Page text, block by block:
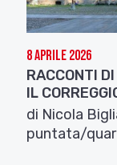
8 Aprile 2026
RACCONTI
IL
di Nicola
puntata/